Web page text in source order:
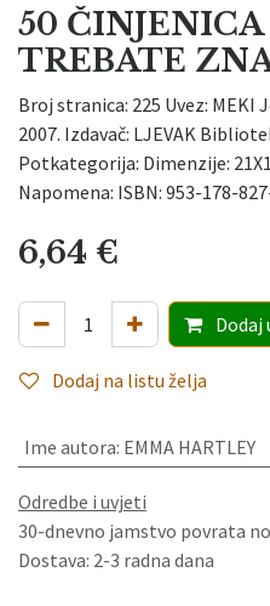
50 ČINJENICA
TREBATE
Broj stranica: 225 Uvez: MEKI
2007. Izdavač: LJEVAK
Potkategorija: Dimenzije:
Napomena: ISBN: 953-178-
6,64 €
Dodaj
Dodaj na listu želja
Ime autora: EMMA HARTLEY
Odredbe i uvjeti
30-dnevno jamstvo povrata
Dostava: 2-3 radna dana